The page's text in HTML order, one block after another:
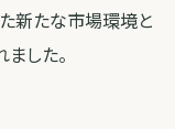
新たな市場環境と
した。